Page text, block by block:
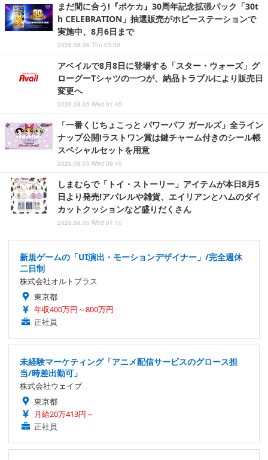
まだ間に合う!『ポケカ』30周年記念拡張パック「30t
h CELEBRATION」抽選販売がホビーステーションで
実施中、8月6日まで
2026.08.06 Thu 03:00
アベイルで8月8日に登場する「スター・ウォーズ」グ
ローグーTシャツの一つが、納品トラブルにより販売日
変更へ
2026.08.05 Wed 01:45
「一番くじちょこっと パワーパフ ガールズ」全ライン
ナップ公開!ラストワン賞は鍵チャーム付きのシール帳
スペシャルセットを用意
2026.08.05 Wed 09:45
しまむらで「トイ・ストーリー」アイテムが本日8月5
日より発売!アパレルや雑貨、エイリアンとハムのダイ
カットクッションなど盛りだくさん
2026.08.05 Wed 01:10
新規ゲームの「UI演出・モーションデザイナー」/完全週休
二日制
株式会社オルトプラス
東京都
年収400万円～800万円
正社員
未経験マーケティング「アニメ配信サービスのグロース担
当/時差出勤可」
株式会社ウェイブ
東京都
月給20万413円～
正社員